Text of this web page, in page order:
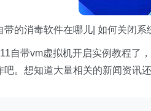
带的消毒软件在哪儿| 如何关闭系
自带vm虚拟机开启实例教程了
吧。想知道大量相关的新闻资讯